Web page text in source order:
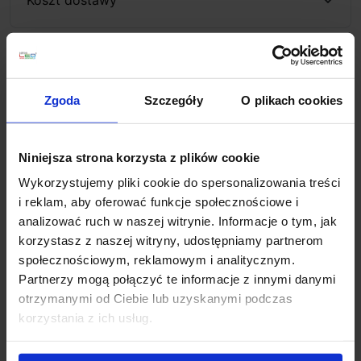
Zgoda Szczegóły O plikach cookies
Niniejsza strona korzysta z plików cookie
Wykorzystujemy pliki cookie do spersonalizowania treści
i reklam, aby oferować funkcje społecznościowe i
analizować ruch w naszej witrynie. Informacje o tym, jak
korzystasz z naszej witryny, udostępniamy partnerom
społecznościowym, reklamowym i analitycznym.
Partnerzy mogą połączyć te informacje z innymi danymi
otrzymanymi od Ciebie lub uzyskanymi podczas
korzystania z ich usług.
Zapytaj o produkt
Ideal Lux
to firma oświetleniowa, która została
założona w 1969 roku we Włoszech przez
Giovambattista Strano. Przez ponad 40 lat swojej
działalności firma zdobyła uznanie na całym świecie,
stając się jednym z wiodących producentów
oświetlenia. Ideal Lux oferuje wysokiej jakości lampy
od klasycznych po nowoczesne. Wykorzystanie takich
materiałów jak szkło, metal czy kryształ w połączeniu z